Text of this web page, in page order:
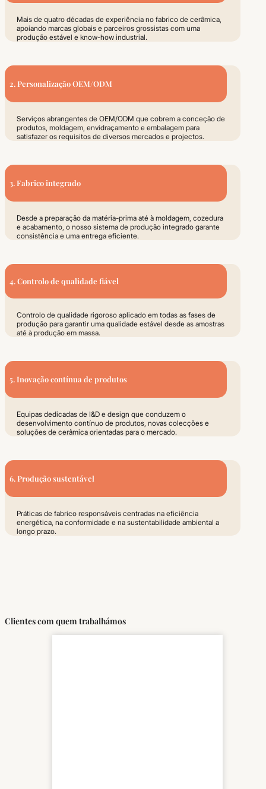
Mais de quatro décadas de experiência no fabrico de cerâmica,
apoiando marcas globais e parceiros grossistas com uma
produção estável e know-how industrial.
2. Personalização OEM/ODM
Serviços abrangentes de OEM/ODM que cobrem a conceção de
produtos, moldagem, envidraçamento e embalagem para
satisfazer os requisitos de diversos mercados e projectos.
3. Fabrico integrado
Desde a preparação da matéria-prima até à moldagem, cozedura
e acabamento, o nosso sistema de produção integrado garante
consistência e uma entrega eficiente.
4. Controlo de qualidade fiável
Controlo de qualidade rigoroso aplicado em todas as fases de
produção para garantir uma qualidade estável desde as amostras
até à produção em massa.
5. Inovação contínua de produtos
Equipas dedicadas de I&D e design que conduzem o
desenvolvimento contínuo de produtos, novas colecções e
soluções de cerâmica orientadas para o mercado.
6. Produção sustentável
Práticas de fabrico responsáveis centradas na eficiência
energética, na conformidade e na sustentabilidade ambiental a
longo prazo.
Clientes com quem trabalhámos